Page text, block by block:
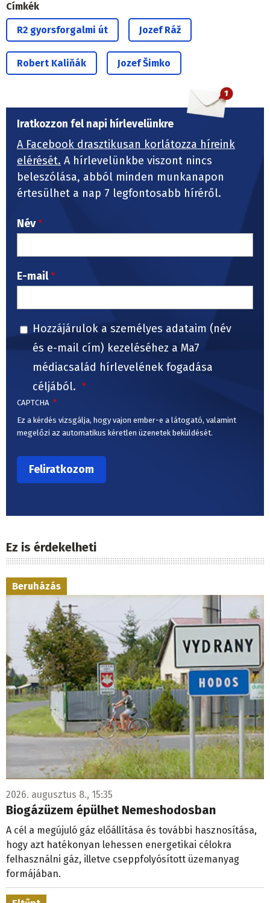
Címkék
R2 gyorsforgalmi út Jozef Ráž
Robert Kaliňák Jozef Šimko
Iratkozzon fel napi hírlevelünkre
A Facebook drasztikusan korlátozza híreink
elérését. A hírlevelünkbe viszont nincs
beleszólása, abból minden munkanapon
értesülhet a nap 7 legfontosabb híréről.
Név
E-mail
Hozzájárulok a személyes adataim (név
és e-mail cím) kezeléséhez a Ma7
médiacsalád hírlevelének fogadása
céljából.
CAPTCHA
Ez a kérdés vizsgálja, hogy vajon ember-e a látogató, valamint
megelőzi az automatikus kéretlen üzenetek beküldését.
Ez is érdekelheti
Beruházás
2026. augusztus 8., 15:35
Biogázüzem épülhet Nemeshodosban
A cél a megújuló gáz előállítása és további hasznosítása,
hogy azt hatékonyan lehessen energetikai célokra
felhasználni gáz, illetve cseppfolyósított üzemanyag
formájában.